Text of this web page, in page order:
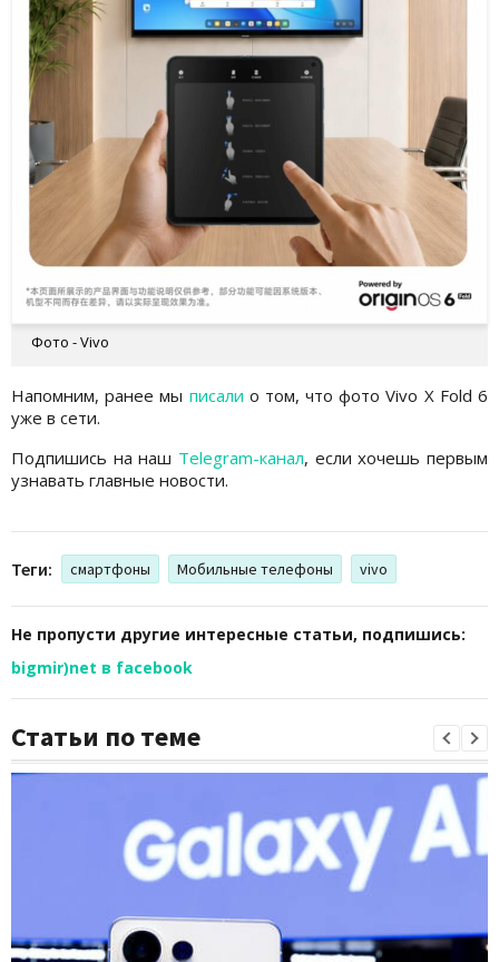
Фото - Vivo
Напомним, ранее мы писали о том, что фото Vivo X Fold 6
уже в сети.
Подпишись на наш Telegram-канал, если хочешь первым
узнавать главные новости.
Теги: смартфоны Мобильные телефоны vivo
Не пропусти другие интересные статьи, подпишись:
bigmir)net в facebook
Статьи по теме